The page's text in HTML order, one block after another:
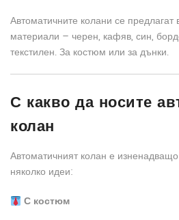
Автоматичните колани се предлагат
материали – черен, кафяв, син,
текстилен. За костюм или за дънки.
С какво да носите
колан
Автоматичният колан е
няколко идеи:
С костюм